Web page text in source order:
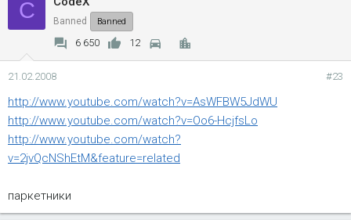
C Banned Banned
6 650 12
21.02.2008 #23
http://www.youtube.com/watch?v=AsWFBW5JdWU
http://www.youtube.com/watch?v=Oo6-HcjfsLo
http://www.youtube.com/watch?
v=2jvQcNShEtM&feature=related
паркетники